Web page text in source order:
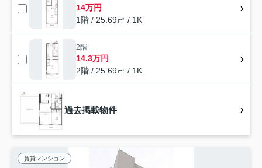
14万円
1階 / 25.69㎡ / 1K
2階
14.3万円
2階 / 25.69㎡ / 1K
過去掲載物件
賃貸マンション